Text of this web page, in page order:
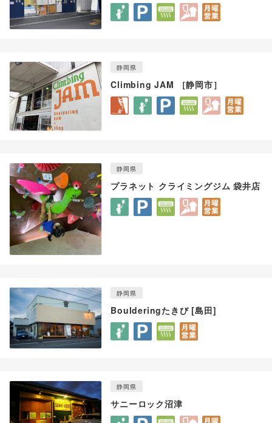
静岡県
Climbing JAM ［静岡市］
静岡県
プラネット クライミングジム 袋井店
静岡県
Boulderingたきび [島田]
静岡県
サニーロック沼津